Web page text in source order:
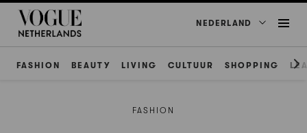
NEDERLAND
FASHION BEAUTY LIVING CULTUUR SHOPPING
FASHION